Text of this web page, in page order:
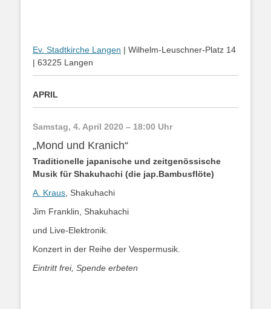
Ev. Stadtkirche Langen | Wilhelm-Leuschner-Platz 14
| 63225 Langen
APRIL
Samstag, 4. April 2020 – 18:00 Uhr
„Mond und Kranich“
Traditionelle japanische und zeitgenössische
Musik für Shakuhachi (die jap.Bambusflöte)
A. Kraus , Shakuhachi
Jim Franklin, Shakuhachi
und Live-Elektronik.
Konzert in der Reihe der Vespermusik.
Eintritt frei, Spende erbeten